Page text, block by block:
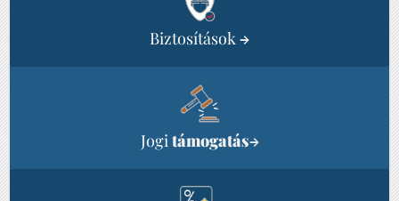
Biztosítások →
Jogitámogatás→